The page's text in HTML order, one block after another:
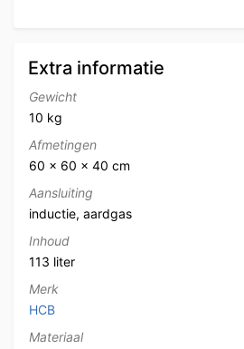
Extra informatie
Gewicht
10 kg
Afmetingen
60 × 60 × 40 cm
Aansluiting
inductie, aardgas
Inhoud
113 liter
Merk
HCB
Materiaal